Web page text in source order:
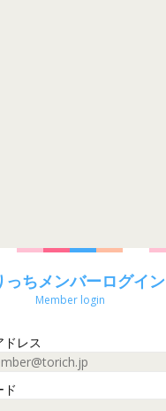
っちメンバーログイン
Member login
ドレス
ド